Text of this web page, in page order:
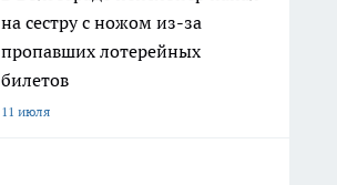
на сестру с ножом из-за
пропавших лотерейных
билетов
11 июля